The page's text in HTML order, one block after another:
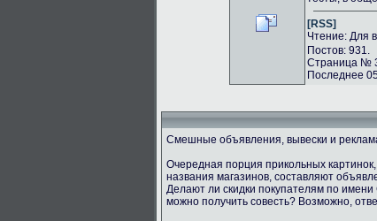
[RSS]
Чтение: Для
Постов: 931.
Страница №
Последнее
Смешные объявления, вывески и
Очередная порция прикольных
названия магазинов, составляют
Делают ли скидки покупателям по
можно получить совесть? Возможно,